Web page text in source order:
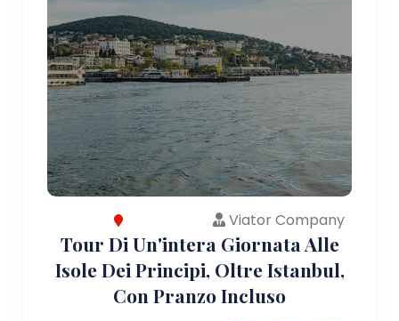
Viator Company
Tour Di Un'intera Giornata Alle
Isole Dei Principi, Oltre Istanbul,
Con Pranzo Incluso